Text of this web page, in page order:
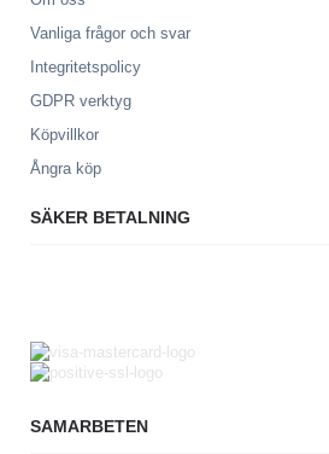
Vanliga frågor och svar
Integritetspolicy
GDPR verktyg
Köpvillkor
Ångra köp
SÄKER BETALNING
SAMARBETEN